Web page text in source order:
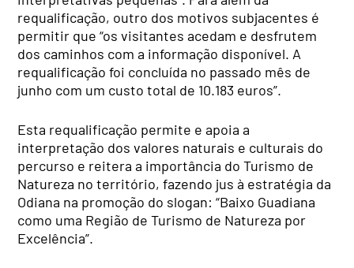
requalificação, outro dos motivos subjacentes é
permitir que “os visitantes acedam e desfrutem
dos caminhos com a informação disponível. A
requalificação foi concluída no passado mês de
junho com um custo total de 10.183 euros”.
Esta requalificação permite e apoia a
interpretação dos valores naturais e culturais do
percurso e reitera a importância do Turismo de
Natureza no território, fazendo jus à estratégia da
Odiana na promoção do slogan: “Baixo Guadiana
como uma Região de Turismo de Natureza por
Excelência”.